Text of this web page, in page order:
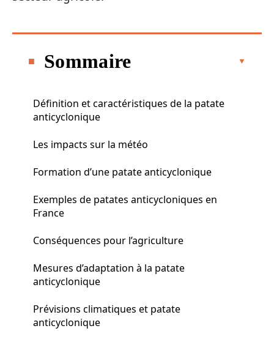
Sommaire
Définition et caractéristiques de la patate
anticyclonique
Les impacts sur la météo
Formation d’une patate anticyclonique
Exemples de patates anticycloniques en
France
Conséquences pour l’agriculture
Mesures d’adaptation à la patate
anticyclonique
Prévisions climatiques et patate
anticyclonique